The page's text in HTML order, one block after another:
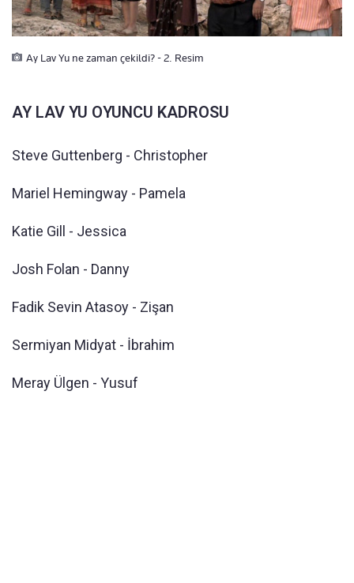
Ay Lav Yu ne zaman çekildi? - 2. Resim
AY LAV YU OYUNCU KADROSU
Steve Guttenberg - Christopher
Mariel Hemingway - Pamela
Katie Gill - Jessica
Josh Folan - Danny
Fadik Sevin Atasoy - Zişan
Sermiyan Midyat - İbrahim
Meray Ülgen - Yusuf